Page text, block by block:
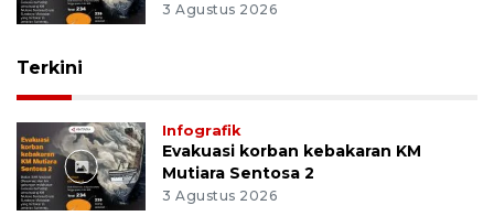
3 Agustus 2026
Terkini
Infografik
Evakuasi korban kebakaran KM
Mutiara Sentosa 2
3 Agustus 2026